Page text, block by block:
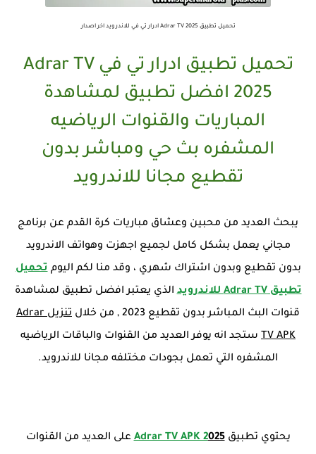
تحميل تطبيق Adrar TV 2025 ادرار تي في للاندرويد اخر اصدار
تحميل تطبيق ادرار تي في Adrar TV
2025 افضل تطبيق لمشاهدة
المباريات والقنوات الرياضيه
المشفره بث حي ومباشر بدون
تقطيع مجانا للاندرويد
يبحث العديد من محبين وعشاق مباريات كرة القدم عن برنامج
مجاني يعمل بشكل كامل لجميع اجهزت وهواتف الاندرويد
بدون تقطيع وبدون اشتراك شهري ، وقد منا لكم اليومتحميل
تطبيق Adrar TV للاندرويد
الذي يعتبر افضل تطبيق لمشاهدة
قنوات البث المباشر بدون تقطيع 2023 , من خلال
تنزيل Adrar
TV APK ستجد انه يوفر العديد من القنوات والباقات الرياضيه
المشفره التي تعمل بجودات مختلفه مجانا للاندرويد.
يحتوي تطبيق Adrar TV APK 2025
على العديد من القنوات